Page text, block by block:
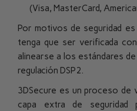
(Visa, MasterCard,
Por motivos de seguridad
tenga que ser verificada
alinearse a los estándares
regulación DSP2.
3DSecure es un proceso de
capa extra de seguridad